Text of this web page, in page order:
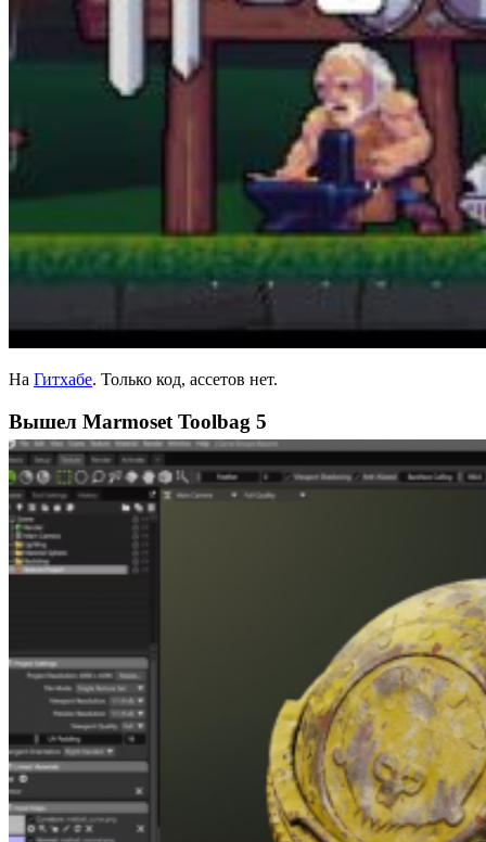
На Гитхабе. Только код, ассетов нет.
Вышел Marmoset Toolbag 5